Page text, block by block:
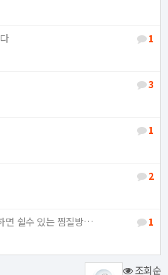
1
3
1
2
1
면 쉴수 있는 찜질방…
조회순